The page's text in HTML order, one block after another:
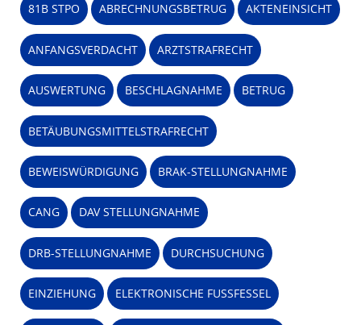
81B STPO ABRECHNUNGSBETRUG AKTENEINSICHT
ANFANGSVERDACHT ARZTSTRAFRECHT
AUSWERTUNG BESCHLAGNAHME BETRUG
BETÄUBUNGSMITTELSTRAFRECHT
BEWEISWÜRDIGUNG BRAK-STELLUNGNAHME
CANG DAV STELLUNGNAHME
DRB-STELLUNGNAHME DURCHSUCHUNG
EINZIEHUNG ELEKTRONISCHE FUSSFESSEL